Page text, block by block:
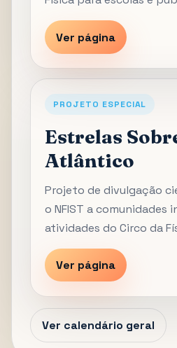
Ver página
PROJETO ESPECIAL
Estrelas
Atlântico
Projeto de divulgação
o NFIST a comunidades
atividades do Circo da
Ver página
Ver calendário geral